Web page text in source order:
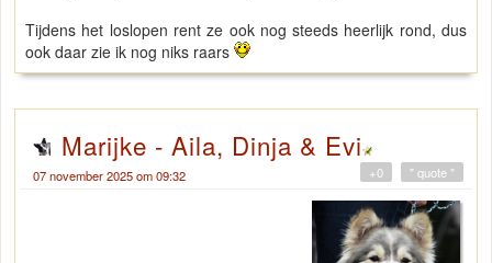
Tijdens het loslopen rent ze ook nog steeds heerlijk rond, dus
ook daar zie ik nog niks raars
Marijke - Aila, Dinja & Evi
07 november 2025 om 09:32 " quote "
+0